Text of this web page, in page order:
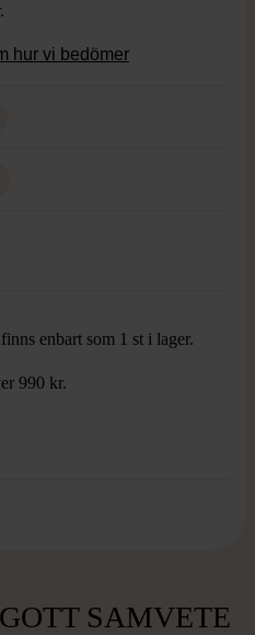
hur vi bedömer
enbart som 1 st i lager.
990 kr.
SAMVETE